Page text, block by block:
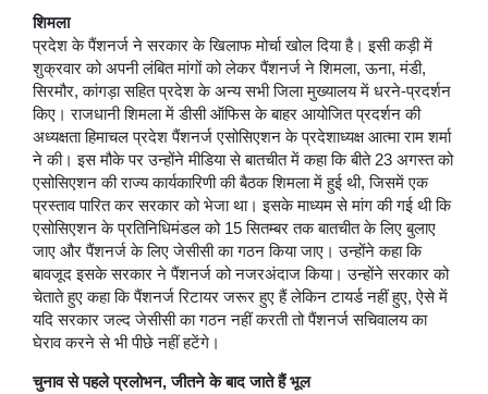
शिमला
प्रदेश के पैंशनर्ज ने सरकार के खिलाफ मोर्चा खोल दिया है। इसी कड़ी में
शुक्रवार को अपनी लंबित मांगों को लेकर पैंशनर्ज ने शिमला, ऊना, मंडी,
सिरमौर, कांगड़ा सहित प्रदेश के अन्य सभी जिला मुख्यालय में धरने-प्रदर्शन
किए। राजधानी शिमला में डीसी ऑफिस के बाहर आयोजित प्रदर्शन की
अध्यक्षता हिमाचल प्रदेश पैंशनर्ज एसोसिएशन के प्रदेशाध्यक्ष आत्मा राम शर्मा
ने की। इस मौके पर उन्होंने मीडिया से बातचीत में कहा कि बीते 23 अगस्त को
एसोसिएशन की राज्य कार्यकारिणी की बैठक शिमला में हुई थी, जिसमें एक
प्रस्ताव पारित कर सरकार को भेजा था। इसके माध्यम से मांग की गई थी कि
एसोसिएशन के प्रतिनिधिमंडल को 15 सितम्बर तक बातचीत के लिए बुलाए
जाए और पैंशनर्ज के लिए जेसीसी का गठन किया जाए। उन्होंने कहा कि
बावजूद इसके सरकार ने पैंशनर्ज को नजरअंदाज किया। उन्होंने सरकार को
चेताते हुए कहा कि पैंशनर्ज रिटायर जरूर हुए हैं लेकिन टायर्ड नहीं हुए, ऐसे में
यदि सरकार जल्द जेसीसी का गठन नहीं करती तो पैंशनर्ज सचिवालय का
घेराव करने से भी पीछे नहीं हटेंगे।
चुनाव से पहले प्रलोभन, जीतने के बाद जाते हैं भूल